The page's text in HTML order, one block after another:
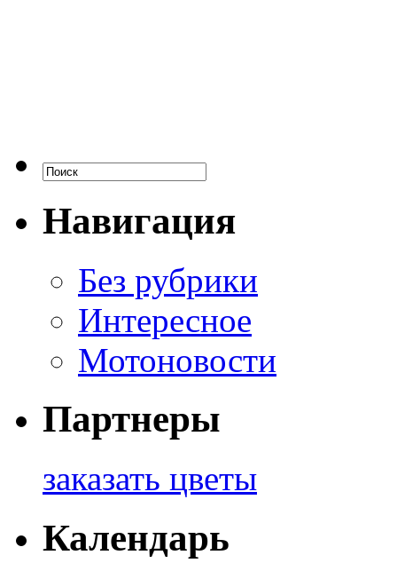
Навигация
Без рубрики
Интересное
Мотоновости
Партнеры
заказать цветы
Календарь